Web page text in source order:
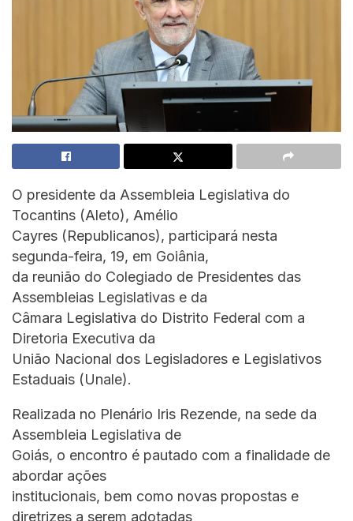
O presidente da Assembleia Legislativa do
Tocantins (Aleto), Amélio
Cayres (Republicanos), participará nesta
segunda-feira, 19, em Goiânia,
da reunião do Colegiado de Presidentes das
Assembleias Legislativas e da
Câmara Legislativa do Distrito Federal com a
Diretoria Executiva da
União Nacional dos Legisladores e Legislativos
Estaduais (Unale).
Realizada no Plenário Iris Rezende, na sede da
Assembleia Legislativa de
Goiás, o encontro é pautado com a finalidade de
abordar ações
institucionais, bem como novas propostas e
diretrizes a serem adotadas